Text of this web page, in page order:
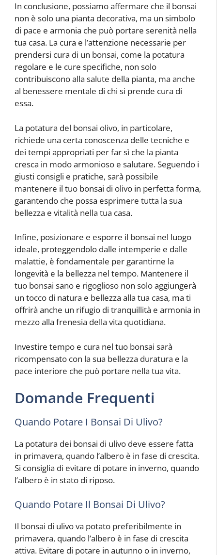
In conclusione, possiamo affermare che il bonsai
non è solo una pianta decorativa, ma un simbolo
di pace e armonia che può portare serenità nella
tua casa. La cura e l’attenzione necessarie per
prendersi cura di un bonsai, come la potatura
regolare e le cure specifiche, non solo
contribuiscono alla salute della pianta, ma anche
al benessere mentale di chi si prende cura di
essa.
La potatura del bonsai olivo, in particolare,
richiede una certa conoscenza delle tecniche e
dei tempi appropriati per far sì che la pianta
cresca in modo armonioso e salutare. Seguendo i
giusti consigli e pratiche, sarà possibile
mantenere il tuo bonsai di olivo in perfetta forma,
garantendo che possa esprimere tutta la sua
bellezza e vitalità nella tua casa.
Infine, posizionare e esporre il bonsai nel luogo
ideale, proteggendolo dalle intemperie e dalle
malattie, è fondamentale per garantirne la
longevità e la bellezza nel tempo. Mantenere il
tuo bonsai sano e rigoglioso non solo aggiungerà
un tocco di natura e bellezza alla tua casa, ma ti
offrirà anche un rifugio di tranquillità e armonia in
mezzo alla frenesia della vita quotidiana.
Investire tempo e cura nel tuo bonsai sarà
ricompensato con la sua bellezza duratura e la
pace interiore che può portare nella tua vita.
Domande Frequenti
Quando Potare I Bonsai Di Ulivo?
La potatura dei bonsai di ulivo deve essere fatta
in primavera, quando l’albero è in fase di crescita.
Si consiglia di evitare di potare in inverno, quando
l’albero è in stato di riposo.
Quando Potare Il Bonsai Di Ulivo?
Il bonsai di ulivo va potato preferibilmente in
primavera, quando l’albero è in fase di crescita
attiva. Evitare di potare in autunno o in inverno,